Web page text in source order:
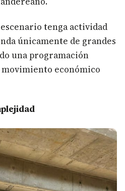
tenga actividad
únicamente de grandes
una programación
económico